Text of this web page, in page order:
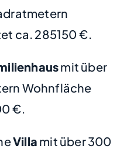
ca. 285150 €.
mit über
Wohnfläche
€.
Villa mit über 300